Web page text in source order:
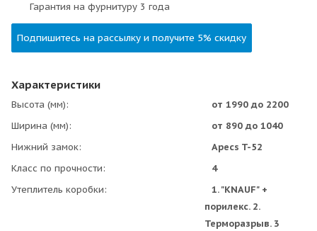
Гарантия на фурнитуру 3 года
Подпишитесь на рассылку и получите 5% скидку
Характеристики
Высота (мм)
от 1990 до 2200
Ширина (мм)
от 890 до 1040
Нижний замок
Apecs T-52
Класс по прочности
4
Утеплитель коробки
1. "KNAUF" +
порилекс. 2.
Терморазрыв. 3